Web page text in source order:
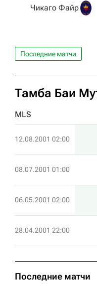
Чикаго Файр
Последние матчи
Тамба Баи
MLS
12.08.2001 02:00
08.07.2001 01:00
06.05.2001 02:00
28.04.2001 22:00
Последние матчи